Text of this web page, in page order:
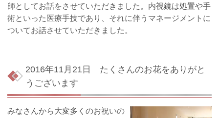
師としてお話をさせていただきました。内視鏡は処置や手
術といった医療手技であり、それに伴うマネージメントに
ついてお話させていただきました。
2016年11月21日 たくさんのお花をありがと
うございます
みなさんから大変多くのお祝いの